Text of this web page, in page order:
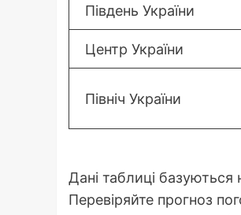
Південь України
Центр України
Північ України
Дані таблиці
Перевіряйте прогноз